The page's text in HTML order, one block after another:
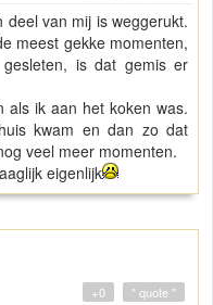
deel van mij is weggerukt.
meest gekke momenten,
is dat gemis er
als ik aan het koken was.
kwam en dan zo dat
veel meer momenten.
eigenlijk
" quote "
+0